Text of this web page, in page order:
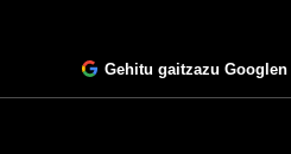
Gehitu gaitzazu Googlen